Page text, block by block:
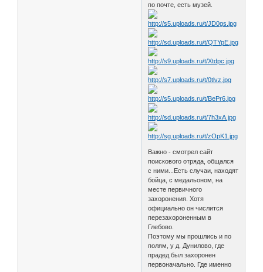
по почте, есть музей.
Важно - смотрел сайт
поискового отряда, общался
с ними...Есть случаи, находят
бойца, с медальоном, на
месте первичного
захоронения. Хотя
официально он числится
перезахороненным в
Глебово.
Поэтому мы прошлись и по
полям, у д. Дунилово, где
прадед был захоронен
первоначально. Где именно